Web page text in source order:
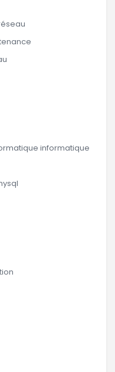
informatique